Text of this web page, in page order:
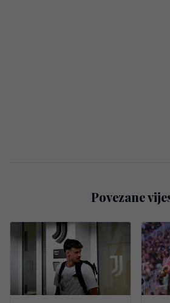
Povezane